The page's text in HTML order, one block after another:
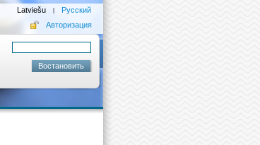
Latviešu
Русский
Авторизация